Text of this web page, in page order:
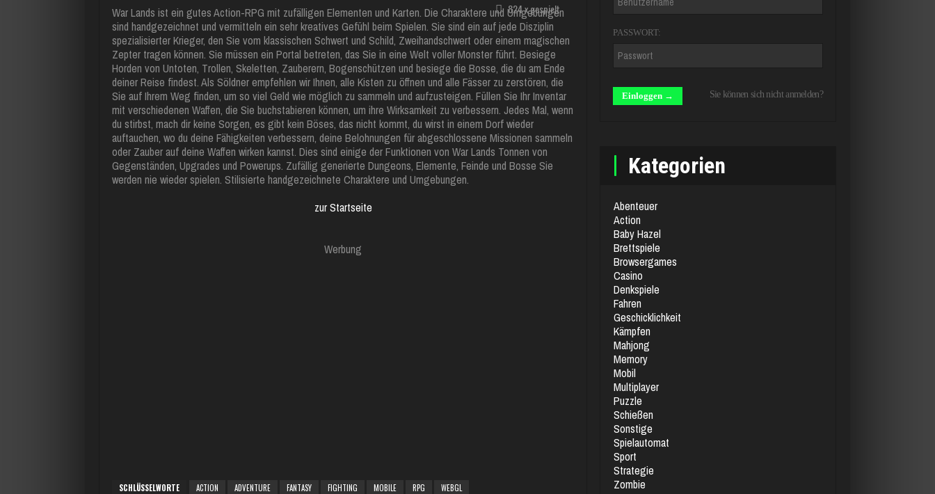
824 x gespielt
War Lands ist ein gutes Action-RPG mit zufälligen Elementen und Karten. Die Charaktere und Umgebungen
sind handgezeichnet und vermitteln ein sehr kreatives Gefühl beim Spielen. Sie sind ein auf jede Disziplin
spezialisierter Krieger, den Sie vom klassischen Schwert und Schild, Zweihandschwert oder einem magischen
Zepter tragen können. Sie müssen ein Portal betreten, das Sie in eine Welt voller Monster führt. Besiege
Horden von Untoten, Trollen, Skeletten, Zauberern, Bogenschützen und besiege die Bosse, die du am Ende
deiner Reise findest. Als Söldner empfehlen wir Ihnen, alle Kisten zu öffnen und alle Fässer zu zerstören, die
Sie auf Ihrem Weg finden, um so viel Geld wie möglich zu sammeln und aufzusteigen. Füllen Sie Ihr Inventar
mit verschiedenen Waffen, die Sie buchstabieren können, um ihre Wirksamkeit zu verbessern. Jedes Mal, wenn
du stirbst, mach dir keine Sorgen, es gibt kein Böses, das nicht kommt, du wirst in einem Dorf wieder
auftauchen, wo du deine Fähigkeiten verbessern, deine Belohnungen für abgeschlossene Missionen sammeln
oder Zauber auf deine Waffen wirken kannst. Dies sind einige der Funktionen von War Lands Tonnen von
Gegenständen, Upgrades und Powerups. Zufällig generierte Dungeons, Elemente, Feinde und Bosse Sie
werden nie wieder spielen. Stilisierte handgezeichnete Charaktere und Umgebungen.
zur Startseite
Werbung
SCHLÜSSELWORTE ACTION ADVENTURE FANTASY FIGHTING MOBILE RPG WEBGL
PASSWORT:
Sie können sich nicht anmelden?
Kategorien
Abenteuer
Action
Baby Hazel
Brettspiele
Browsergames
Casino
Denkspiele
Fahren
Geschicklichkeit
Kämpfen
Mahjong
Memory
Mobil
Multiplayer
Puzzle
Schießen
Sonstige
Spielautomat
Sport
Strategie
Zombie